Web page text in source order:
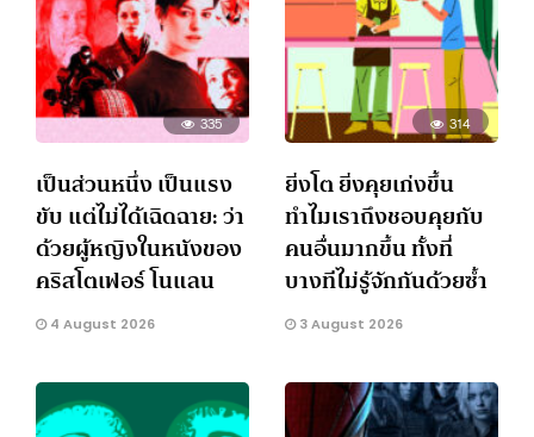
335
เป็นส่วนหนึ่ง เป็นแรง
ขับ แต่ไม่ได้เฉิดฉาย: ว่า
ด้วยผู้หญิงในหนังของ
คริสโตเฟอร์ โนแลน
4 August 2026
314
ยิ่งโต ยิ่งคุยเก่งขึ้น
ทำไมเราถึงชอบคุยกับ
คนอื่นมากขึ้น ทั้งที่
บางทีไม่รู้จักกันด้วยซ้ำ
3 August 2026